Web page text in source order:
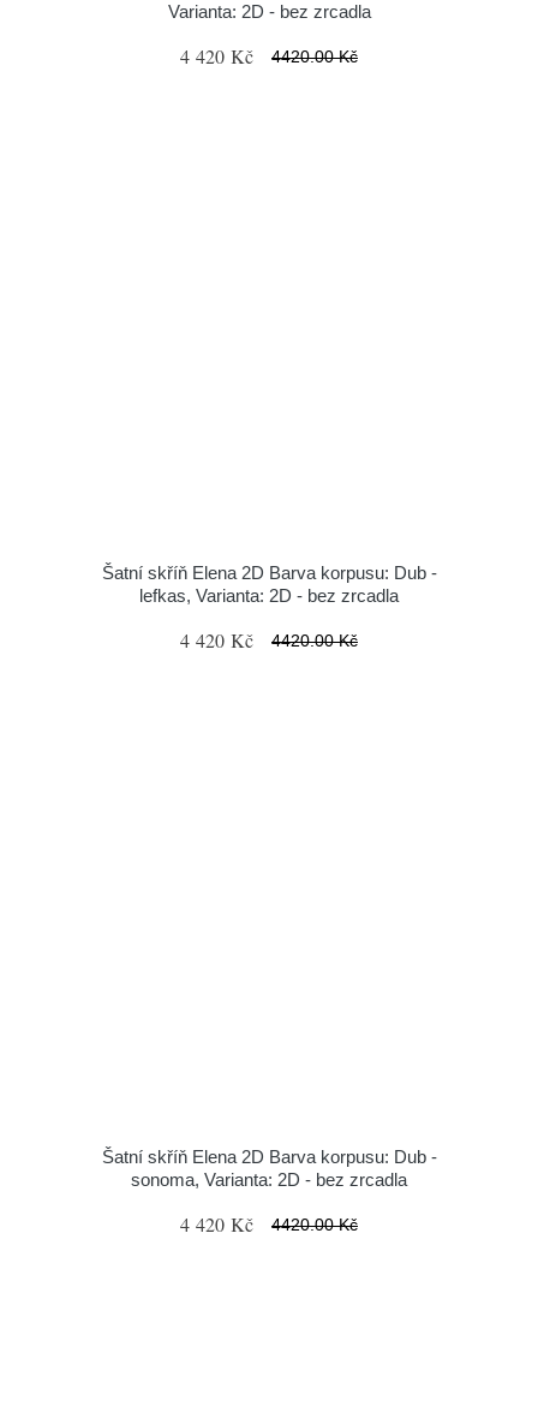
Varianta: 2D - bez zrcadla
4 420 Kč 4420.00 Kč
Šatní skříň Elena 2D Barva korpusu: Dub -
lefkas, Varianta: 2D - bez zrcadla
4 420 Kč 4420.00 Kč
Šatní skříň Elena 2D Barva korpusu: Dub -
sonoma, Varianta: 2D - bez zrcadla
4 420 Kč 4420.00 Kč